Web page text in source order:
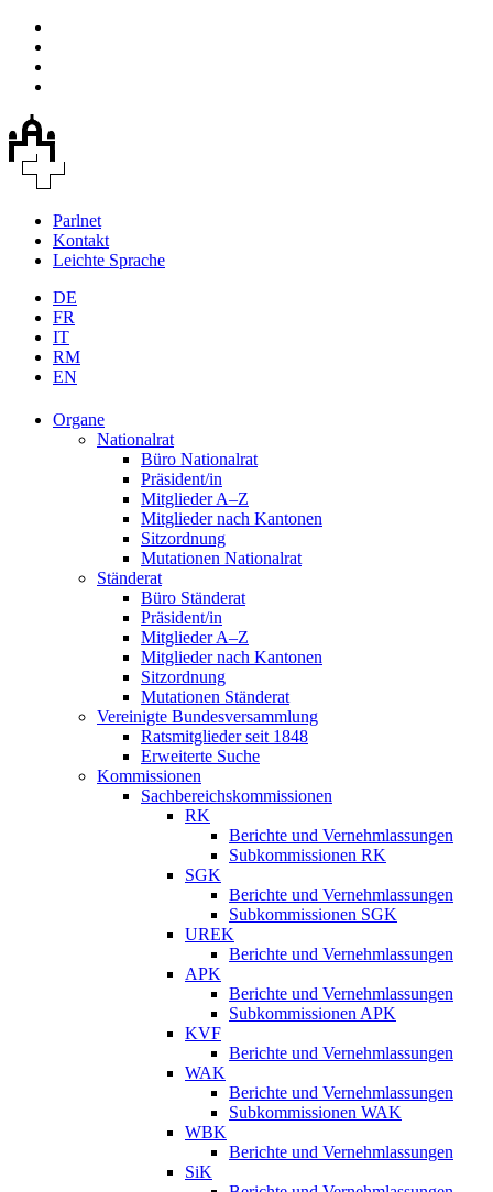
Parlnet
Kontakt
Leichte Sprache
DE
FR
IT
RM
EN
Organe
Nationalrat
Büro Nationalrat
Präsident/in
Mitglieder A–Z
Mitglieder nach Kantonen
Sitzordnung
Mutationen Nationalrat
Ständerat
Büro Ständerat
Präsident/in
Mitglieder A–Z
Mitglieder nach Kantonen
Sitzordnung
Mutationen Ständerat
Vereinigte Bundesversammlung
Ratsmitglieder seit 1848
Erweiterte Suche
Kommissionen
Sachbereichskommissionen
RK
Berichte und Vernehmlassungen
Subkommissionen RK
SGK
Berichte und Vernehmlassungen
Subkommissionen SGK
UREK
Berichte und Vernehmlassungen
APK
Berichte und Vernehmlassungen
Subkommissionen APK
KVF
Berichte und Vernehmlassungen
WAK
Berichte und Vernehmlassungen
Subkommissionen WAK
WBK
Berichte und Vernehmlassungen
SiK